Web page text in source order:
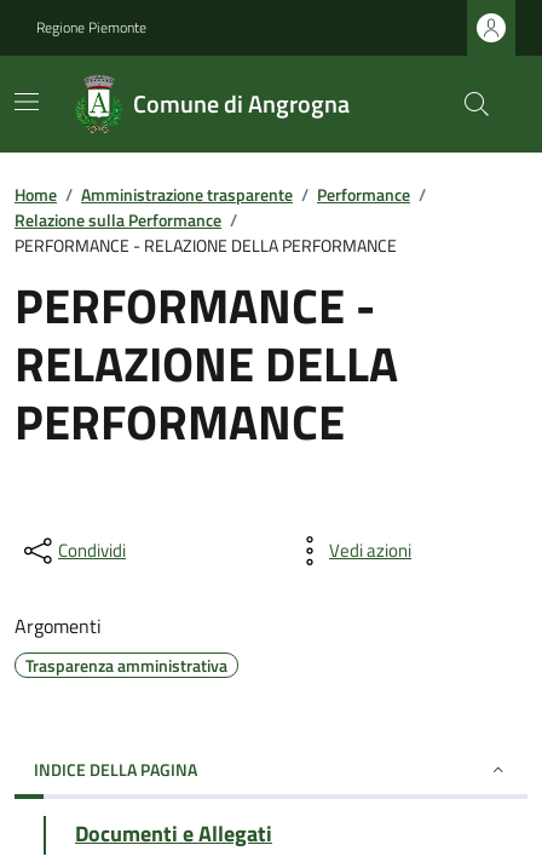
Regione Piemonte
Comune di Angrogna
Home / Amministrazione trasparente / Performance /
Relazione sulla Performance /
PERFORMANCE - RELAZIONE DELLA PERFORMANCE
PERFORMANCE -
RELAZIONE DELLA
PERFORMANCE
Condividi Vedi azioni
Argomenti
Trasparenza amministrativa
INDICE DELLA PAGINA
Documenti e Allegati